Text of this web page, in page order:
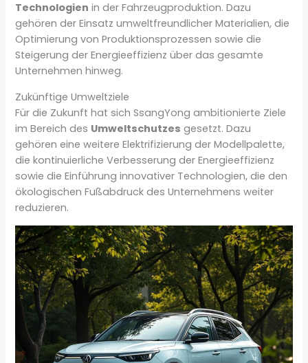
Technologien in der Fahrzeugproduktion. Dazu
gehören der Einsatz umweltfreundlicher Materialien, die
Optimierung von Produktionsprozessen sowie die
Steigerung der Energieeffizienz über das gesamte
Unternehmen hinweg.
Zukünftige Umweltziele
Für die Zukunft hat sich SsangYong ambitionierte Ziele
im Bereich des Umweltschutzes gesetzt. Dazu
gehören eine weitere Elektrifizierung der Modellpalette,
die kontinuierliche Verbesserung der Energieeffizienz
sowie die Einführung innovativer Technologien, die den
ökologischen Fußabdruck des Unternehmens weiter
reduzieren.